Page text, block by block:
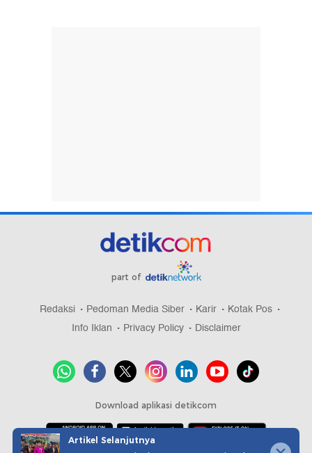
part of
Redaksi Pedoman Media Siber Karir
Kotak Pos
Info Iklan
Privacy Policy Disclaimer
Download aplikasi detikcom
Artikel Selanjutnya